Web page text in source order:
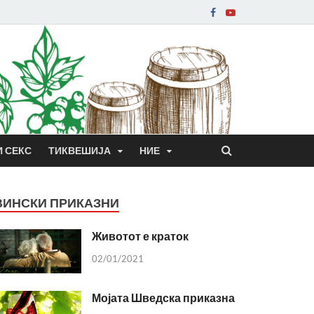
СЕКС ТИКВЕШИЈА НИЕ
ПРИКАЗНИ
Животот е краток
02/01/2021
Мојата Шведска приказна